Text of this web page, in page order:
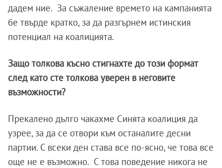
дадем ние. За съжаление времето на кампанията
бе твърде кратко, за да разгърнем истинския
потенциал на коалицията.
Защо толкова късно стигнахте до този формат
след като сте толкова уверен в неговите
възможности?
Прекалено дълго чакахме Синята коалиция да
узрее, за да се отвори към останалите десни
партии. С всеки ден става все по-ясно, че това все
още не е възможно. С това поведение никога не